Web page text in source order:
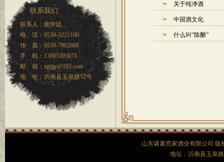
关于纯净酒
中国酒文化
什么叫“陈酿”
联系我们
联系人：能学廷
电 话：0539-3221106
传 真：0539-7902668
手 机：13805393073
邮 箱：zgljjy@163.com
地 址：沂南县玉泉路52号
山东诸葛亮家酒业有限公司
地址：沂南县玉泉